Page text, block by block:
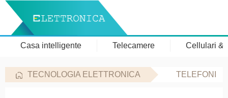
Casa intelligente Telecamere Cellulari &
TECNOLOGIA ELETTRONICA TELEFONI